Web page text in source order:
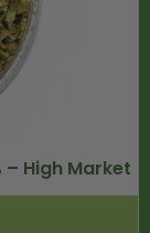
– High Market